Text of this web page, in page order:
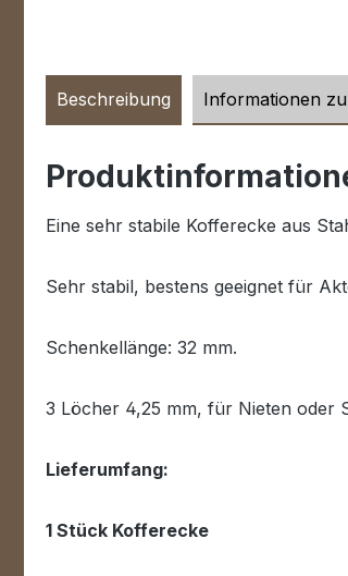
Beschreibung Informationen
Eine sehr stabile Kofferecke aus
Sehr stabil, bestens geeignet für
Schenkellänge: 32 mm.
3 Löcher 4,25 mm, für Nieten oder
Lieferumfang:
1 Stück Kofferecke